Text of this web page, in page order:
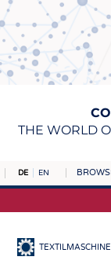
THE WORLD
DE EN